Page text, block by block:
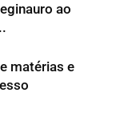
ao
matérias e